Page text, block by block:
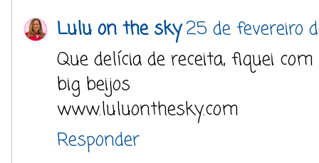
Lulu on the sky25 de fevereiro
Que delícia de receita, fiquei
big beijos
www.luluonthesky.com
Responder